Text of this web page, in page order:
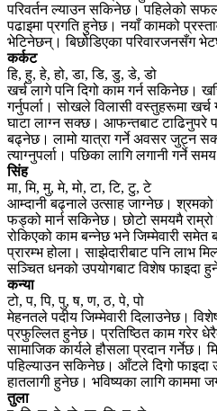
परिवर्तन ल्याउन सकिनेछ। पहिलेको
पढाइमा प्रगति हुनेछ। नयाँ कामको
भेटिनेछन्। बिछोडिएका परिवारजनसँग
कर्कट
हि, हु, हे, हो, डा, डि, डु, डे, डो
खर्च लागे पनि दिगो काम गर्न सकिनेछ।
गर्नुपर्ला। सोखले विलासी वस्तुहरूमा खर्च
घाटा लाग्न सक्छ। आफन्तबाट टाढिनुपरे
बढ्नेछ। लामो यात्रा गर्ने अवसर जुट्न
त्याग्नुपर्ला। पछिका लागि लगानी गर्ने
सिंह
मा, मि, मु, मे, मो, टा, टि, टु, टे
आम्दानी बढ्नाले उत्साह जाग्नेछ। श्रमको
फड्को मार्न सकिनेछ। छोटो समयमै
रोकिएको काम बन्नेछ भने जिम्मेवारी
प्रारम्भ होला। साझेदारीबाट पनि लाभ
सञ्चित धनको उपयोगबाट विशेष फाइदा
कन्या
टो, प, पि, पु, ष, ण, ठ, पे, पो
मेहनतले पदीय जिम्मेवारी दिलाउनेछ।
प्रफुल्लित हुनेछ। प्रतिष्ठित काम गरेर
सामाजिक कार्यले हौसला प्रदान गर्नेछ।
पहिल्याउन सकिनेछ। आँटले दिगो फाइदा
हातलागी हुनेछ। भविष्यका लागि काममा
तुला